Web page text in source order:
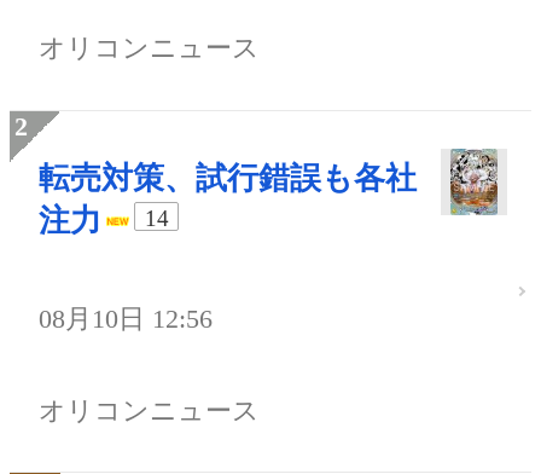
オリコンニュース
転売対策、試行錯誤も各社
注力
14
08月10日 12:56
オリコンニュース